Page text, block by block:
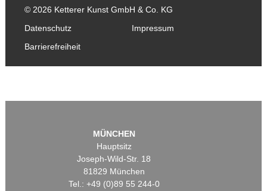
© 2026 Ketterer Kunst GmbH & Co. KG
Datenschutz
Impressum
Barrierefreiheit
MÜNCHEN
Hauptsitz
Joseph-Wild-Str. 18
81829 München
Tel.: +49 (0)89 55 244-0